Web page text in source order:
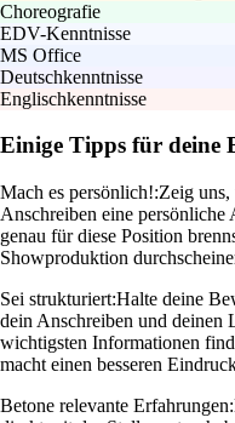
Choreografie
EDV-Kenntnisse
MS Office
Deutschkenntnisse
Englischkenntnisse
Einige Tipps für deine
Mach es persönlich!:Zeig
Anschreiben eine persönliche
genau für diese Position
Showproduktion
Sei strukturiert:Halte deine
dein Anschreiben und deinen
wichtigsten Informationen
macht einen besseren
Betone relevante Erfahrungen: